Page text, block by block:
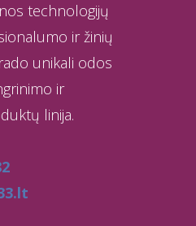
technologijų
ir žinių
unikali odos
ir
linija.